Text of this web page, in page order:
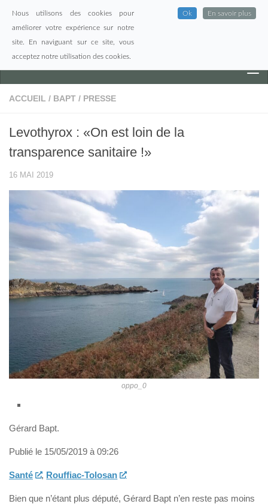
Skip to content
ACCUEIL / BAPT / PRESSE
Levothyrox : «On est loin de la
transparence sanitaire !»
16 MAI 2019
oppo_0
Gérard Bapt.
Publié le 15/05/2019 à 09:26
Santé , Rouffiac-Tolosan
Bien que n’étant plus député, Gérard Bapt n’en reste pas moins
Nous utilisons des cookies pour
améliorer votre expérience sur notre
site. En naviguant sur ce site, vous
acceptez notre utilisation des cookies.
Ok En savoir plus